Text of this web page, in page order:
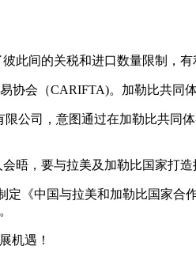
此间的关税和进口数量限制，有
协会（CARIFTA)。加勒比共同
公司，意图通过在加勒比共
晤，要与拉美及加勒比国家打
《中国与拉美和加勒比国家合
机遇！